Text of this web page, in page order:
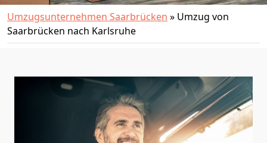
Umzugsunternehmen Saarbrücken » Umzug von
Saarbrücken nach Karlsruhe